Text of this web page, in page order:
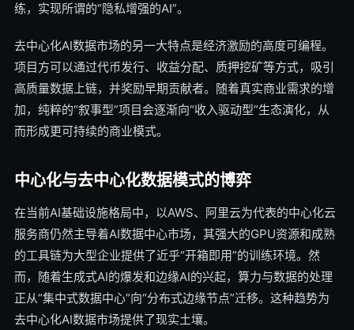
练，实现所谓的“隐私增强的AI”。
去中心化AI数据市场的另一大特点是经济激励的高度可编程。
项目方可以通过代币发行、收益分配、质押挖矿等方式，吸引
高质量数据上链，并奖励早期贡献者。随着真实商业需求的增
加，纯粹的“叙事型”项目会逐渐向“收入驱动型”生态演化，从
而形成更可持续的商业模式。
中心化与去中心化数据模式的博弈
在当前AI基础设施格局中，以AWS、阿里云为代表的中心化云
服务商仍然主导着AI数据中心市场，其强大的GPU资源和成熟
的工具链为大型企业提供了近乎“开箱即用”的训练环境。然
而，随着生成式AI的爆发和边缘AI的兴起，算力与数据的处理
正从“集中式数据中心”向“分布式边缘节点”迁移。这种趋势为
去中心化AI数据市场提供了现实土壤。